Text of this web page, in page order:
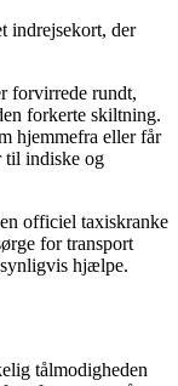
indrejsekort, der
forvirrede rundt,
forkerte skiltning.
hjemmefra eller får
til indiske og
officiel taxiskranke
for transport
hjælpe.
tålmodigheden